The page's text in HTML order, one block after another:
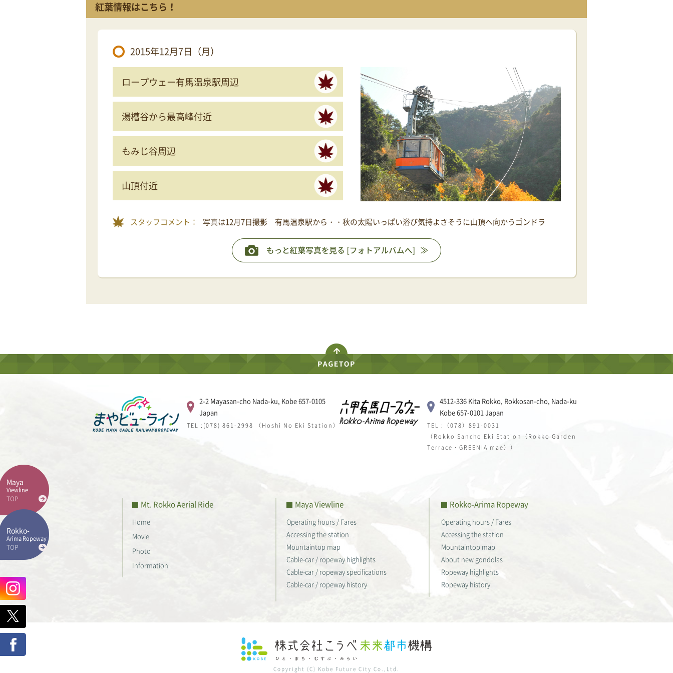
Maya
Viewline
TOP
Rokko-
Arima Ropeway
TOP
紅葉情報はこちら！
2015年12月7日（月）
ロープウェー有馬温泉駅周辺
湯槽谷から最高峰付近
もみじ谷周辺
山頂付近
スタッフコメント： 写真は12月7日撮影 有馬温泉駅から・・秋の太陽いっぱい浴び気持よさそうに山頂へ向かうゴンドラ
2-2 Mayasan-cho Nada-ku, Kobe 657-0105
Japan
TEL :(078) 861-2998 （Hoshi No Eki Station）
4512-336 Kita Rokko, Rokkosan-cho, Nada-ku
Kobe 657-0101 Japan
TEL :（078）891-0031
（Rokko Sancho Eki Station（Rokko Garden
Terrace・GREENIA mae））
Mt. Rokko Aerial Ride
Home
Movie
Photo
Information
Maya Viewline
Operating hours / Fares
Accessing the station
Mountaintop map
Cable-car / ropeway highlights
Cable-car / ropeway specifications
Cable-car / ropeway history
Rokko-Arima Ropeway
Operating hours / Fares
Accessing the station
Mountaintop map
About new gondolas
Ropeway highlights
Ropeway history
Copyright (C) Kobe Future City Co.,Ltd.